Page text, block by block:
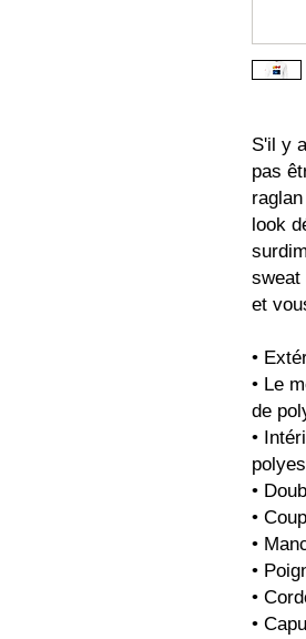
S'il y
pas
look
sweat
et
•
• Le
de
•
•
•
•
•
•
•